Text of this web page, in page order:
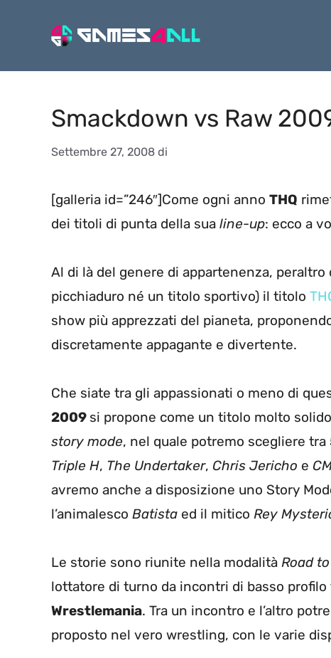
Smackdown vs Raw
Settembre 27, 2008 di
[galleria id=”246″]Come ogni anno THQ
dei titoli di punta della sua line-up: ecco a
Al di là del genere di appartenenza,
picchiaduro né un titolo sportivo) il titolo
show più apprezzati del pianeta,
discretamente appagante e divertente.
Che siate tra gli appassionati o meno di
2009 si propone come un titolo molto
story mode, nel quale potremo scegliere
Triple H, The Undertaker, Chris Jericho e
avremo anche a disposizione uno Story
l’animalesco Batista ed il mitico Rey
Le storie sono riunite nella modalità Road
lottatore di turno da incontri di basso
Wrestlemania. Tra un incontro e l’altro
proposto nel vero wrestling, con le varie